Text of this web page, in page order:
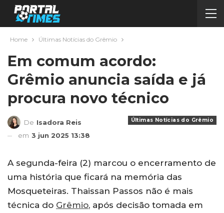
Home Últimas Notícias do Grêmio
Em comum acordo:
Grêmio anuncia saída e já
procura novo técnico
Últimas Notícias do Grêmio
De Isadora Reis
em 3 jun 2025 13:38
A segunda-feira (2) marcou o encerramento de
uma história que ficará na memória das
Mosqueteiras. Thaissan Passos não é mais
técnica do Grêmio, após decisão tomada em